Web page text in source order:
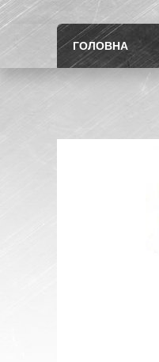
ГОЛОВНА